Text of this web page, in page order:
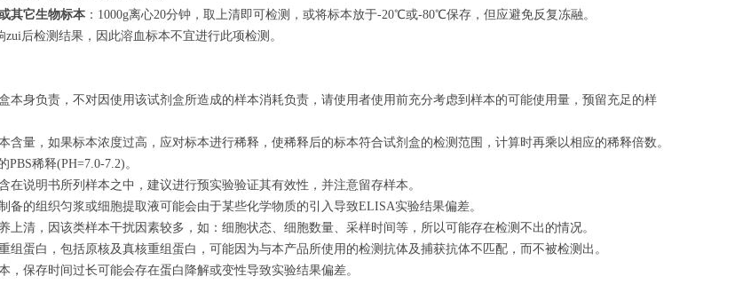
其它生物标本 ：1000g离心20分钟，取上清即可检测，或将标本放于-20℃或-80℃保存，但应避免反复冻融。
后检测结果，因此溶血标本不宜进行此项检测。
本身负责，不对因使用该试剂盒所造成的样本消耗负责，请使用者使用前充分考虑到样本的可能使用量，预留充足的样
含量，如果标本浓度过高，应对标本进行稀释，使稀释后的标本符合试剂盒的检测范围，计算时再乘以相应的稀释倍数。
PBS稀释(PH=7.0-7.2)。
在说明书所列样本之中，建议进行预实验验证其有效性，并注意留存样本。
备的组织匀浆或细胞提取液可能会由于某些化学物质的引入导致ELISA实验结果偏差。
上清，因该类样本干扰因素较多，如：细胞状态、细胞数量、采样时间等，所以可能存在检测不出的情况。
组蛋白，包括原核及真核重组蛋白，可能因为与本产品所使用的检测抗体及捕获抗体不匹配，而不被检测出。
，保存时间过长可能会存在蛋白降解或变性导致实验结果偏差。